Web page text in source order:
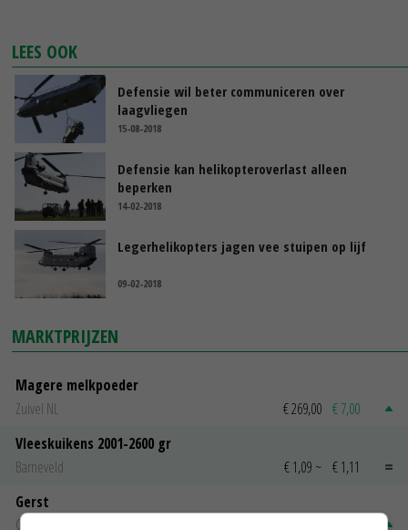
LEES OOK
Defensie wil beter communiceren over
laagvliegen
15-08-2018
Defensie kan helikopteroverlast alleen
beperken
14-02-2018
Legerhelikopters jagen vee stuipen op lijf
09-02-2018
MARKTPRIJZEN
Magere melkpoeder
Zuivel NL
€ 269,00 € 7,00
Vleeskuikens 2001-2600 gr
Barneveld
€ 1,09 ~ € 1,11
Gerst
Groningen